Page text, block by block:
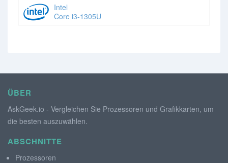
Intel
Core i3-1305U
ÜBER
AskGeek.io - Vergleichen Sie Prozessoren und Grafikkarten, um
die besten auszuwählen.
ABSCHNITTE
Prozessoren